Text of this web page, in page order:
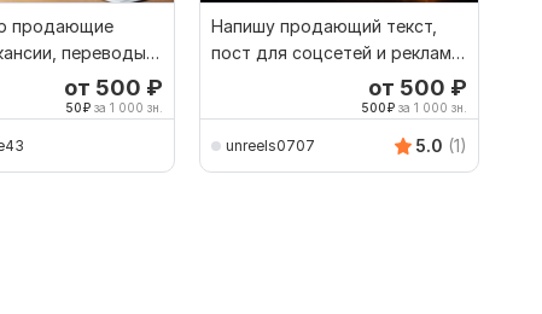
продающие
переводы
результатов
от 500 ₽
50₽ за 1 000 зн.
Напишу продающий текст,
пост для соцсетей и рекламы.
от 500 ₽
500₽ за 1 000 зн.
unreels0707 5.0 (1)